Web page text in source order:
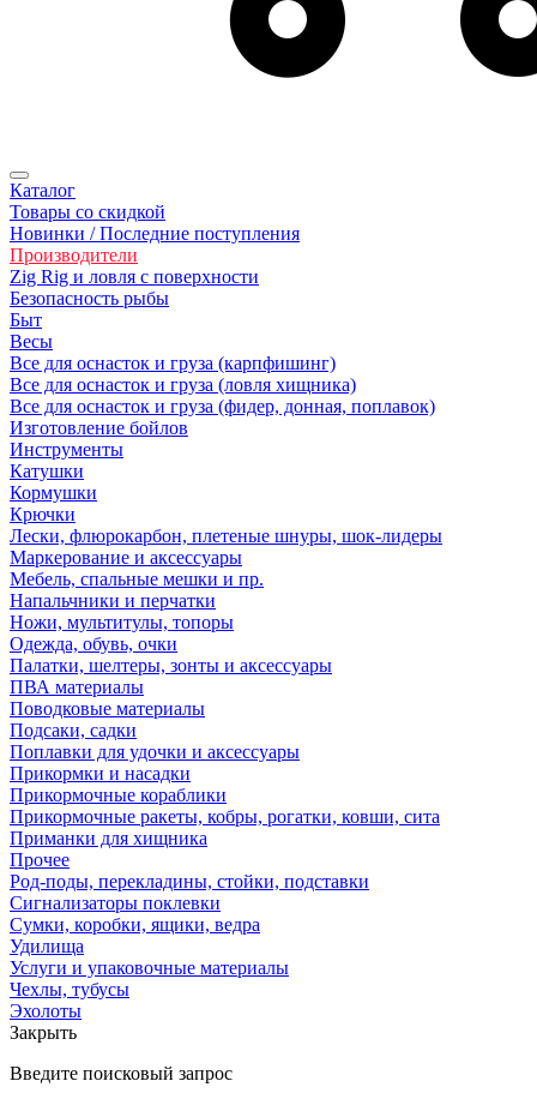
Каталог
Товары со скидкой
Новинки / Последние поступления
Производители
Zig Rig и ловля с поверхности
Безoпасность рыбы
Быт
Весы
Все для оснасток и груза (карпфишинг)
Все для оснасток и груза (ловля хищника)
Все для оснасток и груза (фидер, донная, поплавок)
Изготовление бойлов
Инструменты
Катушки
Кормушки
Крючки
Лески, флюрокарбон, плетеные шнуры, шок-лидеры
Маркерование и аксессуары
Мебель, спальные мешки и пр.
Напальчники и перчатки
Ножи, мультитулы, топоры
Одежда, обувь, очки
Палатки, шелтеры, зонты и аксессуары
ПВА материалы
Поводковые материалы
Подсаки, садки
Поплавки для удочки и аксессуары
Прикормки и насадки
Прикормочные кораблики
Прикормочные ракеты, кобры, рогатки, ковши, сита
Приманки для хищника
Прочее
Род-поды, перекладины, стойки, подставки
Сигнализаторы поклевки
Сумки, коробки, ящики, ведра
Удилища
Услуги и упаковочные материалы
Чехлы, тубусы
Эхолоты
Закрыть
Введите поисковый запрос